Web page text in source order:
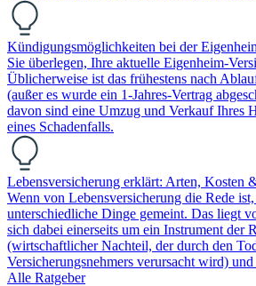
Kündigungsmöglichkeiten bei der
Sie überlegen, Ihre aktuelle Eigenheim-
Üblicherweise ist das frühestens nach
(außer es wurde ein 1-Jahres-Vertrag
davon sind eine Umzug und Verkauf Ihres
eines Schadenfalls.
Lebensversicherung erklärt: Arten, Kosten
Wenn von Lebensversicherung die Rede
unterschiedliche Dinge gemeint. Das liegt
sich dabei einerseits um ein Instrument der
(wirtschaftlicher Nachteil, der durch den
Versicherungsnehmers verursacht wird)
Alle Ratgeber